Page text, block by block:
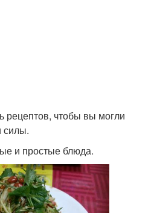
рецептов, чтобы вы могли
силы.
и простые блюда.